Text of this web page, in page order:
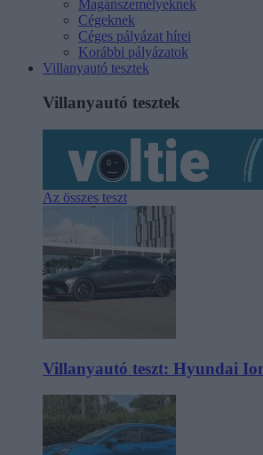
Magánszemélyeknek
Cégeknek
Céges pályázat hírei
Korábbi pályázatok
Villanyautó tesztek
Villanyautó tesztek
Az összes teszt
Villanyautó teszt: Hyundai